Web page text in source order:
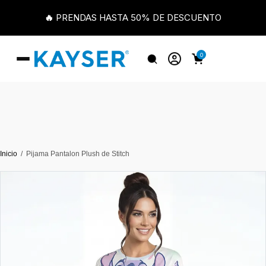
🔥 PRENDAS HASTA 50% DE DESCUENTO
0
Inicio Pijama Pantalon Plush de Stitch